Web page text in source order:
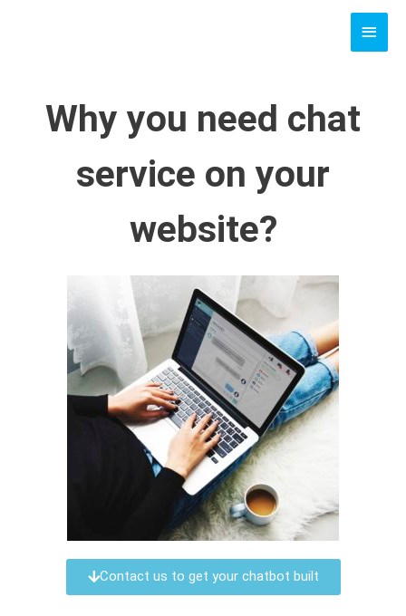
MAIN
Why you need chat
service on your
website?
Contact us to get your chatbot built